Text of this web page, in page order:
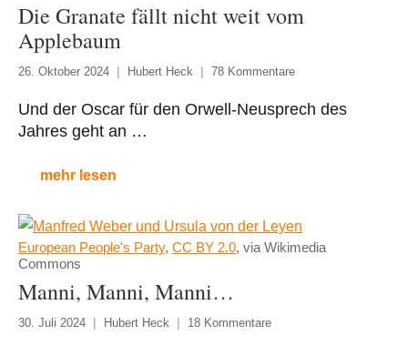
Die Granate fällt nicht weit vom
Applebaum
26. Oktober 2024 Hubert Heck 78 Kommentare
Und der Oscar für den Orwell-Neusprech des
Jahres geht an …
mehr lesen
European People's Party, CC BY 2.0, via Wikimedia
Commons
Manni, Manni, Manni…
30. Juli 2024 Hubert Heck 18 Kommentare